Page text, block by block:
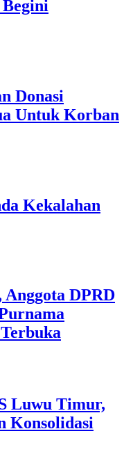
Donasi
Untuk Korban
Kekalahan
DPRD
Luwu Timur,
Konsolidasi